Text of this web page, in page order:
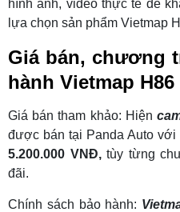
hình ảnh, video thực tế để
lựa chọn sản phẩm Vietmap
Giá bán, chương
hành Vietmap H86
Giá bán tham khảo: Hiện
được bán tại Panda Auto
5.200.000 VNĐ,tùy từng
đãi.
Chính sách bảo hành: